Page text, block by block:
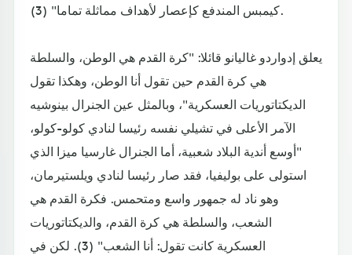
كيمبس المندفع كإعصار لأهداف مماثلة تماما" (3).
يعلق إدواردو غاليانو قائلا: "كرة القدم هي الوطن، والسلطة
هي كرة القدم حين تقول أنا الوطن، وهكذا تقول
الديكتاتوريات العسكرية"، وبالمثل عين الجنرال بينوشيه
الآمر الأعلى في تشيلي نفسه رئيسا لنادي كولو-كولو،
"أوسع أندية البلاد شعبية، أما الجنرال غارسيا ميزا الذي
استولى على بوليفيا، فقد صار رئيسا لنادي ويلستيرمان،
وهو ناد له جمهور واسع ومتحمس. فكرة القدم هي
الشعب، والسلطة هي كرة القدم، والديكتاتوريات
العسكرية كانت تقول: أنا الشعب" (3). لكن في